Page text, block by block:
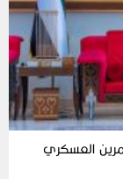
العسكري